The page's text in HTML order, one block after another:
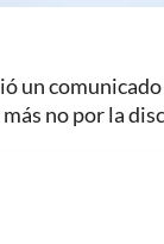
un comunicado
no por la